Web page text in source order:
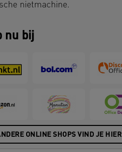
nietmachine.
nu bij
ONLINE SHOPS VIND JE HIER